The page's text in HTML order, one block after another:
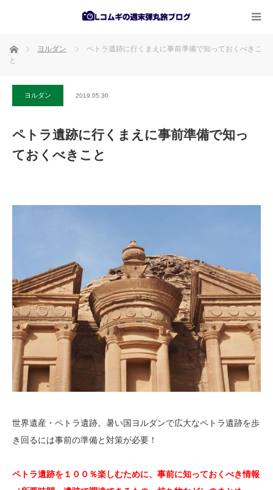
ホーム ヨルダン
ペトラ遺跡に行くまえに事前準備で知っておくべきこ
と
ヨルダン 2019.05.30
ペトラ遺跡に行くまえに事前準備で知っ
ておくべきこと
世界遺産・ペトラ遺跡。暑い国ヨルダンで広大なペトラ遺跡を歩
き回るには事前の準備と対策が必要！
ペトラ遺跡を１００％楽しむために、事前に知っておくべき情報